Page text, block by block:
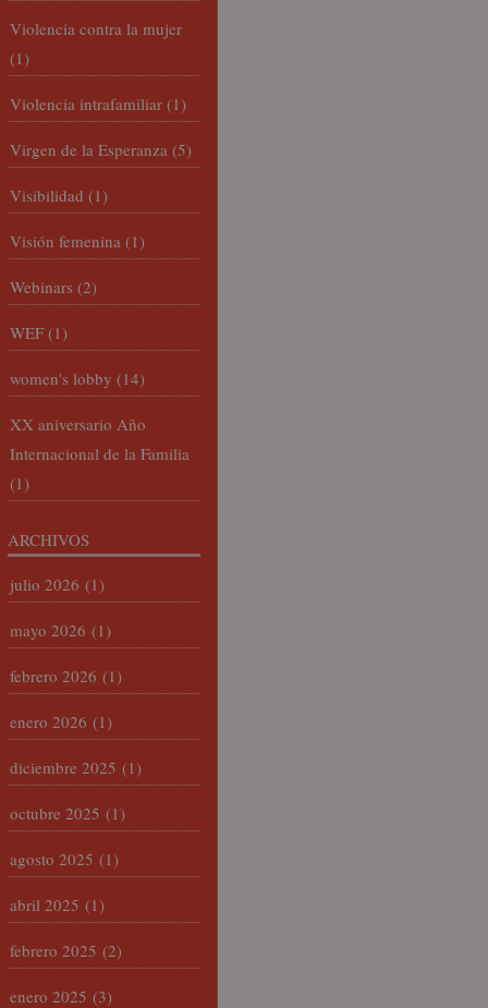
Violencia contra la mujer
(1)
Violencia intrafamiliar (1)
Virgen de la Esperanza (5)
Visibilidad (1)
Visión femenina (1)
Webinars (2)
WEF (1)
women's lobby (14)
XX aniversario Año
Internacional de la Familia
(1)
ARCHIVOS
julio 2026 (1)
mayo 2026 (1)
febrero 2026 (1)
enero 2026 (1)
diciembre 2025 (1)
octubre 2025 (1)
agosto 2025 (1)
abril 2025 (1)
febrero 2025 (2)
enero 2025 (3)